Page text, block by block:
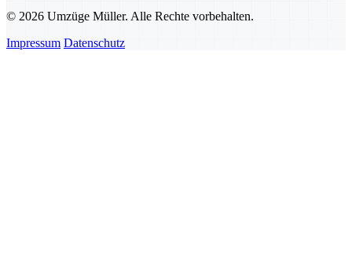
© 2026 Umzüge Müller. Alle Rechte vorbehalten.
Impressum Datenschutz